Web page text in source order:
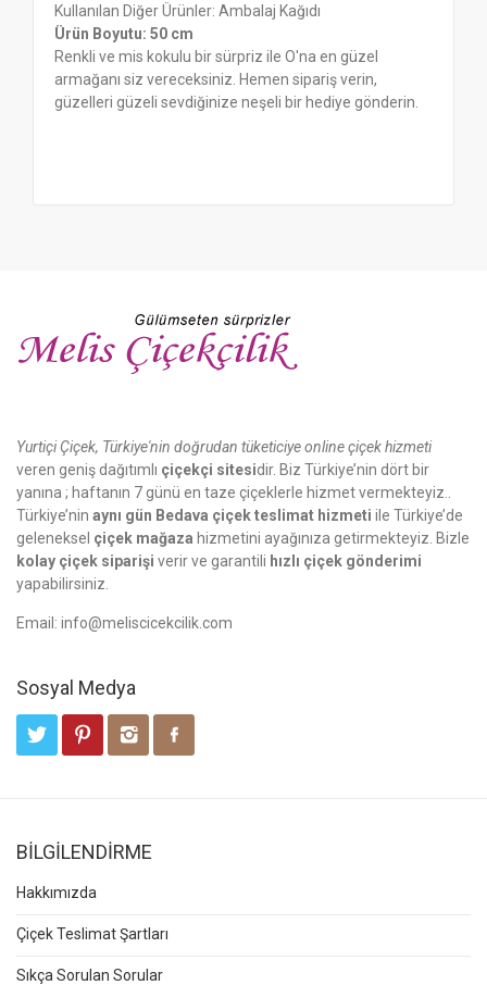
Kullanılan Diğer Ürünler: Ambalaj Kağıdı
Ürün Boyutu: 50 cm
Renkli ve mis kokulu bir sürpriz ile O'na en güzel
armağanı siz vereceksiniz. Hemen sipariş verin,
güzelleri güzeli sevdiğinize neşeli bir hediye gönderin.
Yurtiçi Çiçek, Türkiye'nin doğrudan tüketiciye online çiçek hizmeti
veren geniş dağıtımlı çiçekçi sitesidir. Biz Türkiye’nin dört bir
yanına ; haftanın 7 günü en taze çiçeklerle hizmet vermekteyiz..
Türkiye’nin aynı gün Bedava çiçek teslimat hizmeti ile Türkiye’de
geleneksel çiçek mağaza hizmetini ayağınıza getirmekteyiz. Bizle
kolay çiçek siparişi verir ve garantili hızlı çiçek gönderimi
yapabilirsiniz.
Email: info@meliscicekcilik.com
Sosyal Medya
BİLGİLENDİRME
Hakkımızda
Çiçek Teslimat Şartları
Sıkça Sorulan Sorular